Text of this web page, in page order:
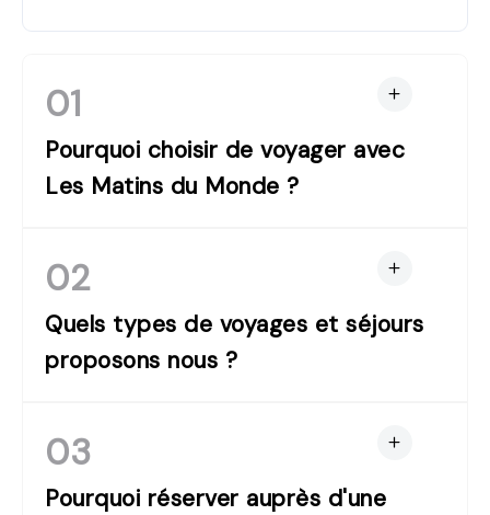
01
Pourquoi choisir de voyager avec
Les Matins du Monde ?
02
Quels types de voyages et séjours
proposons nous ?
03
Pourquoi réserver auprès d'une